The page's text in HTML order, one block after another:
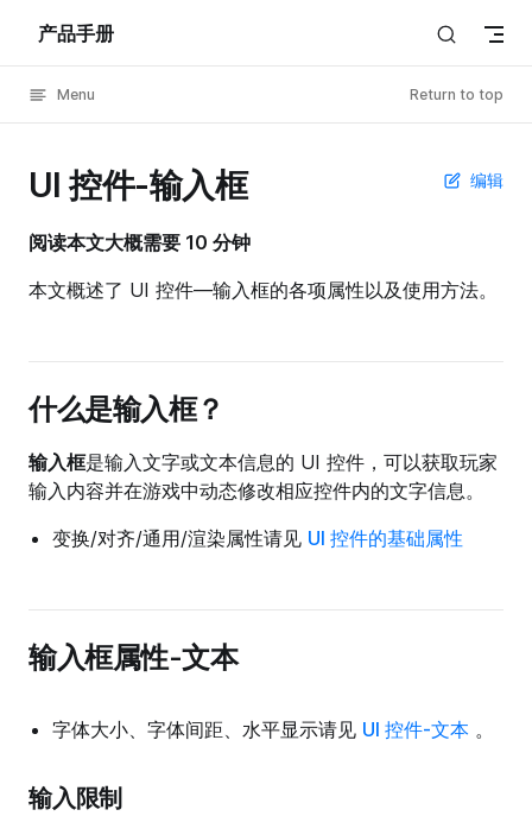
Skip to content
产品手册
Menu Return to top
编辑
UI 控件-输入框
阅读本文大概需要 10 分钟
本文概述了 UI 控件—输入框的各项属性以及使用方法。
什么是输入框？
输入框是输入文字或文本信息的 UI 控件，可以获取玩家
输入内容并在游戏中动态修改相应控件内的文字信息。
变换/对齐/通用/渲染属性请见 UI 控件的基础属性
输入框属性-文本
字体大小、字体间距、水平显示请见 UI 控件-文本 。
输入限制